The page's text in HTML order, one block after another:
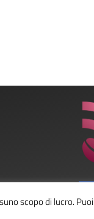
scopo di lucro.